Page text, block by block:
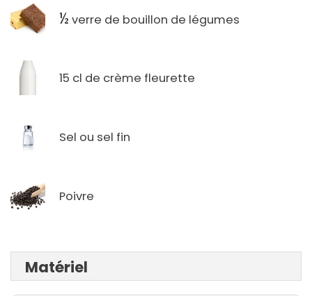
½ verre de bouillon de légumes
15 cl de crème fleurette
Sel ou sel fin
Poivre
Matériel